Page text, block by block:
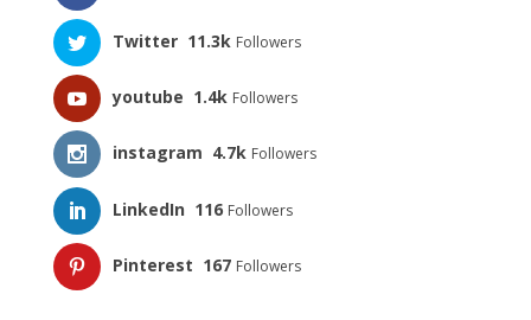
Twitter 11.3k Followers
youtube 1.4k Followers
instagram 4.7k Followers
LinkedIn 116 Followers
Pinterest 167 Followers